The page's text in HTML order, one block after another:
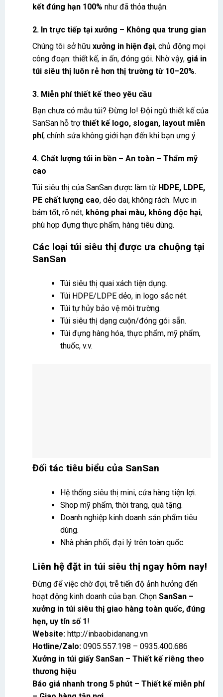
kết đúng hạn 100% như đã thỏa thuận.
2. In trực tiếp tại xưởng – Không qua trung gian
Chúng tôi sở hữu xưởng in hiện đại, chủ động mọi
công đoạn: thiết kế, in ấn, đóng gói. Nhờ vậy, giá in
túi siêu thị luôn rẻ hơn thị trường từ 10–20%.
3. Miễn phí thiết kế theo yêu cầu
Bạn chưa có mẫu túi? Đừng lo! Đội ngũ thiết kế của
SanSan hỗ trợthiết kế logo, slogan, layout miễn
phí, chỉnh sửa không giới hạn đến khi bạn ưng ý.
4. Chất lượng túi in bền – An toàn – Thẩm mỹ
cao
Túi siêu thị của SanSan được làm từ HDPE, LDPE,
PE chất lượng cao, dẻo dai, không rách. Mực in
bám tốt, rõ nét, không phai màu, không độc hại,
phù hợp đựng thực phẩm, hàng tiêu dùng.
Các loại túi siêu thị được ưa chuộng tại
SanSan
Túi siêu thị quai xách tiện dụng.
Túi HDPE/LDPE dẻo, in logo sắc nét.
Túi tự hủy bảo vệ môi trường.
Túi siêu thị dạng cuộn/đóng gói sẵn.
Túi đựng hàng hóa, thực phẩm, mỹ phẩm,
thuốc, v.v.
Đối tác tiêu biểu của SanSan
Hệ thống siêu thị mini, cửa hàng tiện lợi.
Shop mỹ phẩm, thời trang, quà tặng.
Doanh nghiệp kinh doanh sản phẩm tiêu
dùng.
Nhà phân phối, đại lý trên toàn quốc.
Liên hệ đặt in túi siêu thị ngay hôm nay!
Đừng để việc chờ đợi, trễ tiến độ ảnh hưởng đến
hoạt động kinh doanh của bạn. Chọn SanSan –
xưởng in túi siêu thị giao hàng toàn quốc, đúng
hẹn, uy tín số 1!
Website:http://inbaobidanang.vn
Hotline/Zalo:0905.557.198 – 0935.400.686
Xưởng in túi giấy SanSan – Thiết kế riêng theo
thương hiệu
Báo giá nhanh trong 5 phút – Thiết kế miễn phí